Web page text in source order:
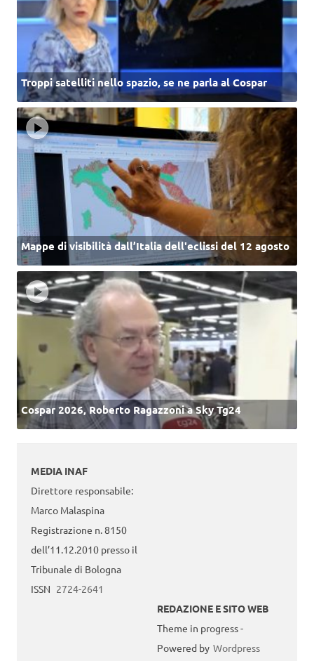
Troppi satelliti nello spazio, se ne parla al Cospar
Mappe di visibilità dall’Italia dell'eclissi del 12 agosto
Cospar 2026, Roberto Ragazzoni a Sky Tg24
MEDIA INAF
Direttore responsabile:
Marco Malaspina
Registrazione n. 8150
dell’11.12.2010 presso il
Tribunale di Bologna
ISSN 2724-2641
REDAZIONE E SITO WEB
Theme in progress -
Powered by Wordpress